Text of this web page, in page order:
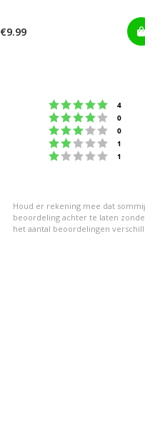
€9.99
4
0
0
1
1
Houd er rekening mee dat
beoordeling achter te laten
het aantal beoordelingen